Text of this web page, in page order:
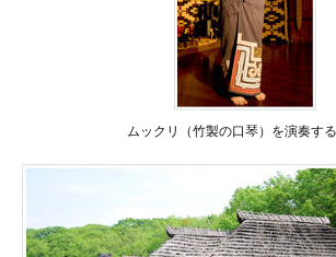
ムックリ（竹製の口琴）を演奏す